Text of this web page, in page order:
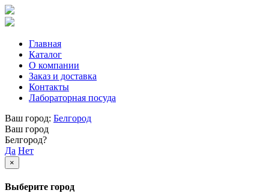
Главная
Каталог
О компании
Заказ и доставка
Контакты
Лабораторная посуда
Ваш город: Белгород
Ваш город
Белгород?
Да Нет
×
Выберите город